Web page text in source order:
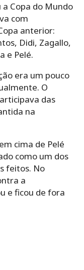
a Copa do Mundo
com
anterior:
Didi, Zagallo,
e Pelé.
era um pouco
O
das
na
cima de Pelé
como um dos
feitos. No
a
e ficou de fora